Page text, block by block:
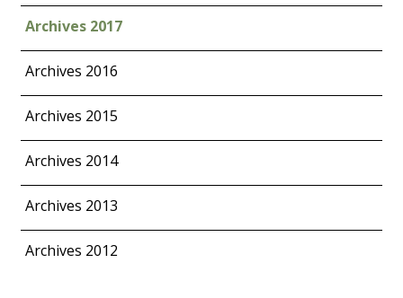
Archives 2017
Archives 2016
Archives 2015
Archives 2014
Archives 2013
Archives 2012